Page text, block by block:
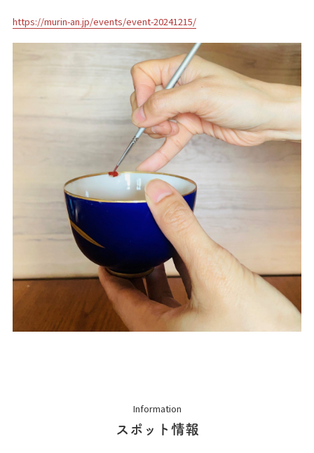
https://murin-an.jp/events/event-20241215/
Information
スポット情報